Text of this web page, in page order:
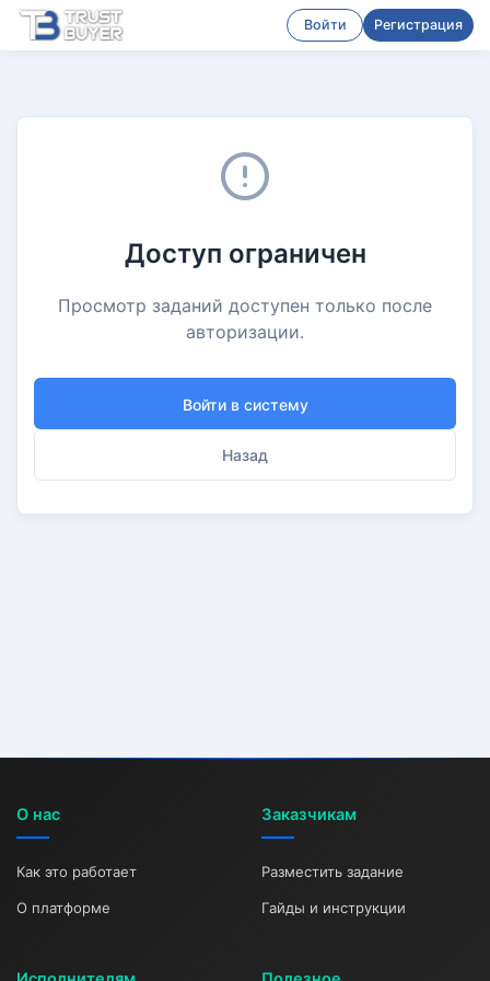
Войти Регистрация
Доступ ограничен
Просмотр заданий доступен только после
авторизации.
Войти в систему
Назад
О нас
Как это работает
О платформе
Заказчикам
Разместить задание
Гайды и инструкции